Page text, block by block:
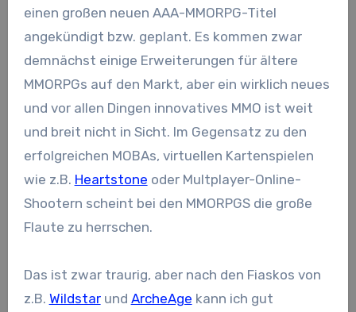
einen großen neuen AAA-MMORPG-Titel
angekündigt bzw. geplant. Es kommen zwar
demnächst einige Erweiterungen für ältere
MMORPGs auf den Markt, aber ein wirklich neues
und vor allen Dingen innovatives MMO ist weit
und breit nicht in Sicht. Im Gegensatz zu den
erfolgreichen MOBAs, virtuellen Kartenspielen
wie z.B. Heartstone oder Multplayer-Online-
Shootern scheint bei den MMORPGS die große
Flaute zu herrschen.
Das ist zwar traurig, aber nach den Fiaskos von
z.B. Wildstarund ArcheAge kann ich gut